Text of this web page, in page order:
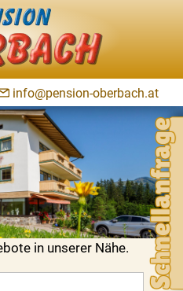
Schnellanfrage
info@pension-oberbach.at
in unserer Nähe.